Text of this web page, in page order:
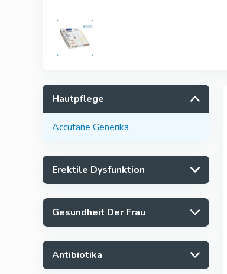
Hautpflege
Accutane Generika
Erektile Dysfunktion
Gesundheit Der Frau
Antibiotika